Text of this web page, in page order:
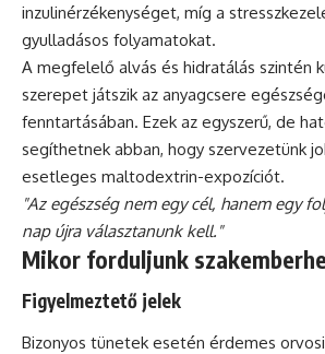
inzulinérzékenységet, míg a
gyulladásos folyamatokat.
A megfelelő alvás és hidratálás szintén
szerepet játszik az anyagcsere
fenntartásában. Ezek az egyszerű, de
segíthetnek abban, hogy szervezetünk
esetleges maltodextrin-expozíciót.
"Az egészség nem egy cél, hanem egy
nap újra választanunk kell."
Mikor forduljunk
Figyelmeztető jelek
Bizonyos tünetek esetén érdemes